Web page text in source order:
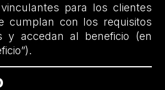
para los clientes
cumplan con los requisitos
y accedan al beneficio (en